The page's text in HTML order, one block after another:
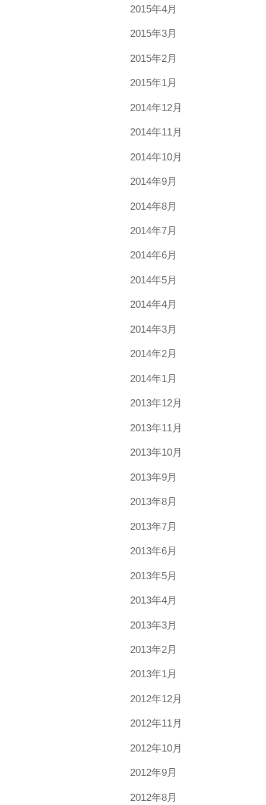
2015年4月
2015年3月
2015年2月
2015年1月
2014年12月
2014年11月
2014年10月
2014年9月
2014年8月
2014年7月
2014年6月
2014年5月
2014年4月
2014年3月
2014年2月
2014年1月
2013年12月
2013年11月
2013年10月
2013年9月
2013年8月
2013年7月
2013年6月
2013年5月
2013年4月
2013年3月
2013年2月
2013年1月
2012年12月
2012年11月
2012年10月
2012年9月
2012年8月